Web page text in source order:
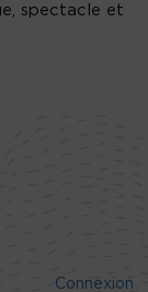
spectacle et
Connexion